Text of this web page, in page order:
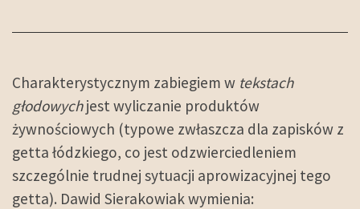
Charakterystycznym zabiegiem w tekstach
głodowychjest wyliczanie produktów
żywnościowych (typowe zwłaszcza dla zapisków z
getta łódzkiego, co jest odzwierciedleniem
szczególnie trudnej sytuacji aprowizacyjnej tego
getta). Dawid Sierakowiak wymienia: